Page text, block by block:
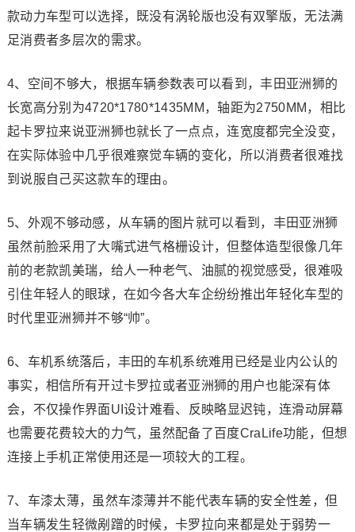
款动力车型可以选择，既没有涡轮版也没有双擎版，无法满
足消费者多层次的需求。
4、空间不够大，根据车辆参数表可以看到，丰田亚洲狮的
长宽高分别为4720*1780*1435MM，轴距为2750MM，相比
起卡罗拉来说亚洲狮也就长了一点点，连宽度都完全没变，
在实际体验中几乎很难察觉车辆的变化，所以消费者很难找
到说服自己买这款车的理由。
5、外观不够动感，从车辆的图片就可以看到，丰田亚洲狮
虽然前脸采用了大嘴式进气格栅设计，但整体造型很像几年
前的老款凯美瑞，给人一种老气、油腻的视觉感受，很难吸
引住年轻人的眼球，在如今各大车企纷纷推出年轻化车型的
时代里亚洲狮并不够“帅”。
6、车机系统落后，丰田的车机系统难用已经是业内公认的
事实，相信所有开过卡罗拉或者亚洲狮的用户也能深有体
会，不仅操作界面UI设计难看、反映略显迟钝，连滑动屏幕
也需要花费较大的力气，虽然配备了百度CraLife功能，但想
连接上手机正常使用还是一项较大的工程。
7、车漆太薄，虽然车漆薄并不能代表车辆的安全性差，但
当车辆发生轻微剐蹭的时候，卡罗拉向来都是处于弱势一